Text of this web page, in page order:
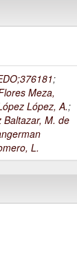
;
Meza,
López, A.;
Baltazar, M. de
L.